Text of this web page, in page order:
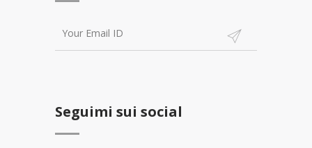
Seguimi sui social